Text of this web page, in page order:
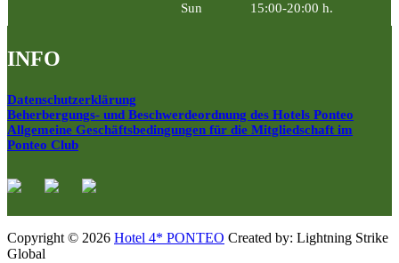
Sun
15:00-20:00 h.
INFO
Datenschutzerklärung
Beherbergungs- und Beschwerdeordnung des Hotels Ponteo
Allgemeine Geschäftsbedingungen für die Mitgliedschaft im
Ponteo Club
Copyright © 2026 Hotel 4* PONTEO Created by: Lightning Strike
Global